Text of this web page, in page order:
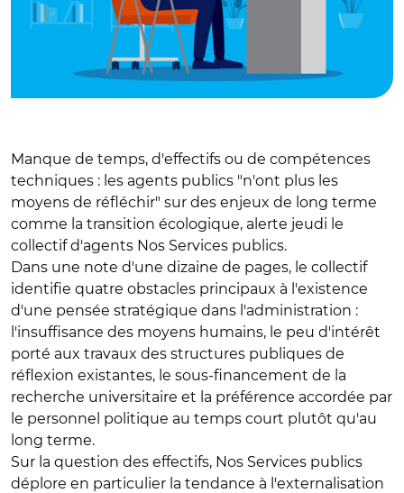
Manque de temps, d'effectifs ou de compétences
techniques : les agents publics "n'ont plus les
moyens de réfléchir" sur des enjeux de long terme
comme la transition écologique, alerte jeudi le
collectif d'agents Nos Services publics.
Dans une note d'une dizaine de pages, le collectif
identifie quatre obstacles principaux à l'existence
d'une pensée stratégique dans l'administration :
l'insuffisance des moyens humains, le peu d'intérêt
porté aux travaux des structures publiques de
réflexion existantes, le sous-financement de la
recherche universitaire et la préférence accordée par
le personnel politique au temps court plutôt qu'au
long terme.
Sur la question des effectifs, Nos Services publics
déplore en particulier la tendance à l'externalisation